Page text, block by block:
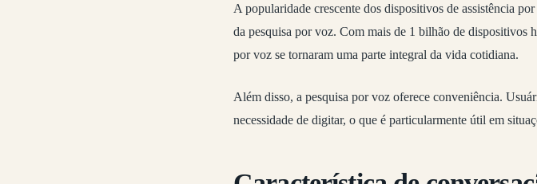
A popularidade crescente dos dispositivos de assistência
da pesquisa por voz. Com mais de 1 bilhão de dispositivos
por voz se tornaram uma parte integral da vida cotidiana.
Além disso, a pesquisa por voz oferece conveniência.
necessidade de digitar, o que é particularmente útil em